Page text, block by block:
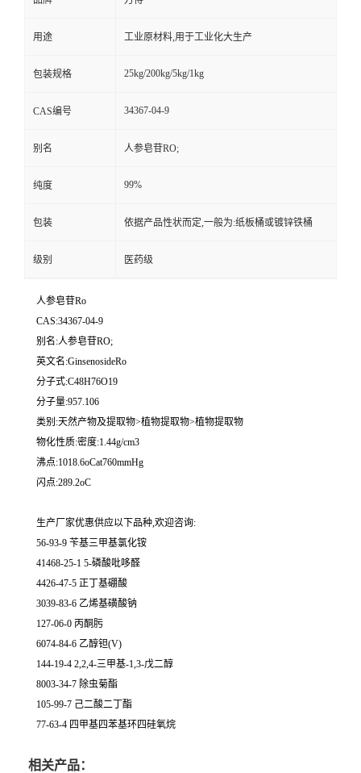
用途 工业原材料,用于工业化大生产
包装规格 25kg/200kg/5kg/1kg
CAS编号 34367-04-9
别名 人参皂苷RO;
纯度 99%
包装 依据产品性状而定,一般为:纸板桶或镀锌铁桶
级别 医药级
人参皂苷Ro
CAS:34367-04-9
别名:人参皂苷RO;
英文名:GinsenosideRo
分子式:C48H76O19
分子量:957.106
类别:天然产物及提取物>植物提取物>植物提取物
物化性质:密度:1.44g/cm3
沸点:1018.6oCat760mmHg
闪点:289.2oC
生产厂家优惠供应以下品种,欢迎咨询:
56-93-9 苄基三甲基氯化铵
41468-25-1 5-磷酸吡哆醛
4426-47-5 正丁基硼酸
3039-83-6 乙烯基磺酸钠
127-06-0 丙酮肟
6074-84-6 乙醇钽(V)
144-19-4 2,2,4-三甲基-1,3-戊二醇
8003-34-7 除虫菊酯
105-99-7 己二酸二丁酯
77-63-4 四甲基四苯基环四硅氧烷
相关产品：